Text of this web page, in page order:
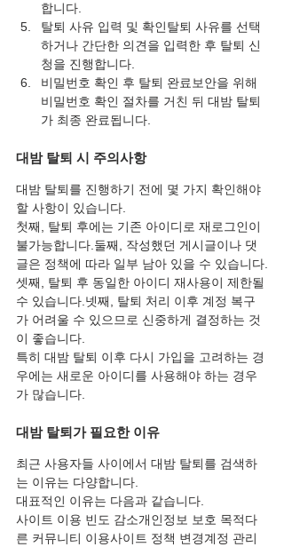
합니다.
탈퇴 사유 입력 및 확인탈퇴 사유를 선택
하거나 간단한 의견을 입력한 후 탈퇴 신
청을 진행합니다.
비밀번호 확인 후 탈퇴 완료보안을 위해
비밀번호 확인 절차를 거친 뒤 대밤 탈퇴
가 최종 완료됩니다.
대밤 탈퇴 시 주의사항
대밤 탈퇴를 진행하기 전에 몇 가지 확인해야
할 사항이 있습니다.
첫째, 탈퇴 후에는 기존 아이디로 재로그인이
불가능합니다.둘째, 작성했던 게시글이나 댓
글은 정책에 따라 일부 남아 있을 수 있습니다.
셋째, 탈퇴 후 동일한 아이디 재사용이 제한될
수 있습니다.넷째, 탈퇴 처리 이후 계정 복구
가 어려울 수 있으므로 신중하게 결정하는 것
이 좋습니다.
특히 대밤 탈퇴 이후 다시 가입을 고려하는 경
우에는 새로운 아이디를 사용해야 하는 경우
가 많습니다.
대밤 탈퇴가 필요한 이유
최근 사용자들 사이에서 대밤 탈퇴를 검색하
는 이유는 다양합니다.
대표적인 이유는 다음과 같습니다.
사이트 이용 빈도 감소개인정보 보호 목적다
른 커뮤니티 이용사이트 정책 변경계정 관리